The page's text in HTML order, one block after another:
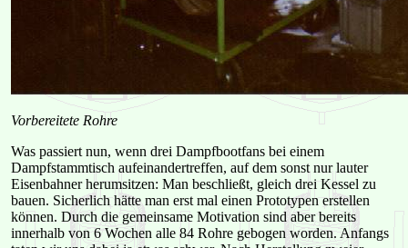
Vorbereitete Rohre
Was passiert nun, wenn drei Dampfbootfans bei einem
Dampfstammtisch aufeinandertreffen, auf dem sonst nur lauter
Eisenbahner herumsitzen: Man beschließt, gleich drei Kessel zu
bauen. Sicherlich hätte man erst mal einen Prototypen erstellen
können. Durch die gemeinsame Motivation sind aber bereits
innerhalb von 6 Wochen alle 84 Rohre gebogen worden. Anfangs